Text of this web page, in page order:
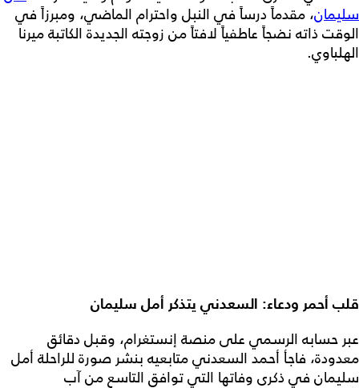
سليمان، مقدماً درساً في النبل واحترام الماضي، ومبرزاً في
الوقت ذاته نضجاً عاطفياً لافتاً من زوجته الجديدة الكاتبة ميرنا
الهلباوي.
قلب أحمر ودعاء: السعدني يتذكر أمل سليمان
عبر حسابه الرسمي على منصة إنستغرام، وقبل دقائق
معدودة، فاجأ أحمد السعدني متابعيه بنشر صورة للراحلة أمل
سليمان في ذكرى وفاتها التي توافق التاسع من آب